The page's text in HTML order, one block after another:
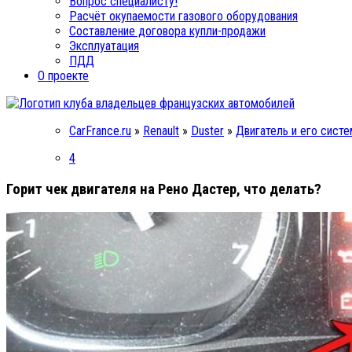
Расчёт окупаемости газового оборудования
Составление договора купли-продажи
Эксплуатация
ПДД
О проекте
CarFrance.ru » Renault » Duster » Двигатель и его
4
Горит чек двигателя на Рено Дастер, что делать?